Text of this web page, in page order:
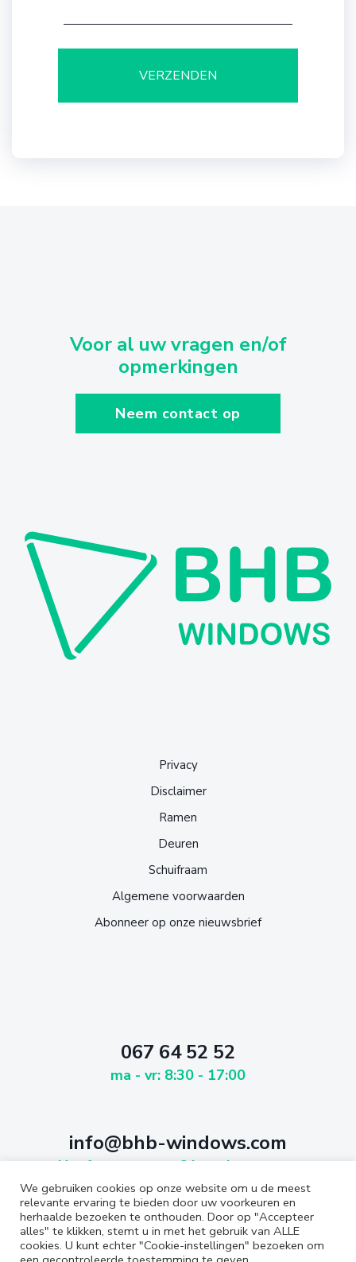
Voor al uw vragen en/of
opmerkingen
Neem contact op
Privacy
Disclaimer
Ramen
Deuren
Schuifraam
Algemene voorwaarden
Abonneer op onze nieuwsbrief
067 64 52 52
ma - vr: 8:30 - 17:00
info@bhb-windows.com
Heeft u een vraag? Laat het weten
We gebruiken cookies op onze website om u de meest
relevante ervaring te bieden door uw voorkeuren en
herhaalde bezoeken te onthouden. Door op "Accepteer
alles" te klikken, stemt u in met het gebruik van ALLE
cookies. U kunt echter "Cookie-instellingen" bezoeken om